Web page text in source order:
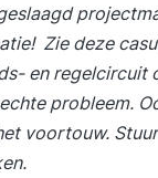
worden
dat zogeheten
waarbij
effectief is. Dit
vertrouwelijke
Zie deze
en regelcircuit
probleem.
voortouw.